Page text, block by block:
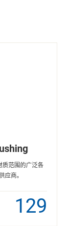
质范围的广泛各
应商。
129